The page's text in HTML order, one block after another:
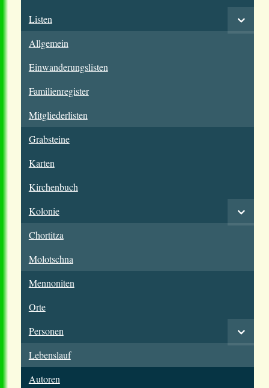
Listen
Allgemein
Einwanderungslisten
Familienregister
Mitgliederlisten
Grabsteine
Karten
Kirchenbuch
Kolonie
Chortitza
Molotschna
Mennoniten
Orte
Personen
Lebenslauf
Autoren